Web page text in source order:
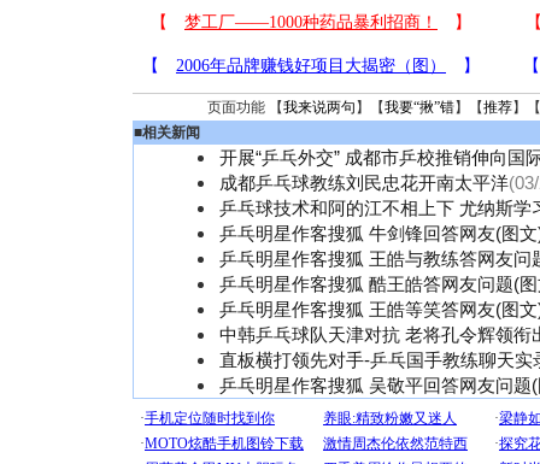
页面功能 【我来说两句 】【我要“揪”错】【推荐】
■相关新闻
开展“乒乓外交” 成都市乒校推销伸向国
成都乒乓球教练刘民忠花开南太平洋
乒乓球技术和阿的江不相上下 尤纳斯学
乒乓明星作客搜狐 牛剑锋回答网友(图
乒乓明星作客搜狐 王皓与教练答网友问
乒乓明星作客搜狐 酷王皓答网友问题(
乒乓明星作客搜狐 王皓等笑答网友(图
中韩乒乓球队天津对抗 老将孔令辉领衔
直板横打领先对手-乒乓国手教练聊天实
乒乓明星作客搜狐 吴敬平回答网友问题